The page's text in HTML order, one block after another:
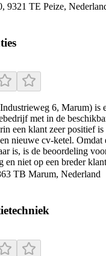
9321 TE Peize,
6, Marum) is
met in de
een klant zeer positief is
nieuwe cv-ketel. Omdat
is, is de beoordeling
en niet op een breder
TB Marum, Nederland